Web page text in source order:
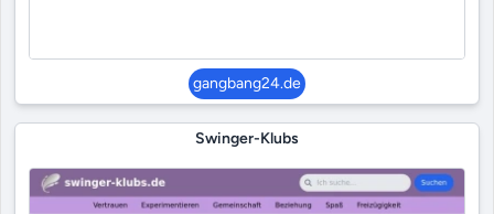
gangbang24.de
Swinger-Klubs